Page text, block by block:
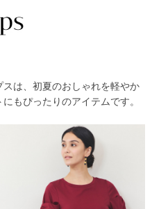
は、初夏のおしゃれを軽やか
もぴったりのアイテムです。